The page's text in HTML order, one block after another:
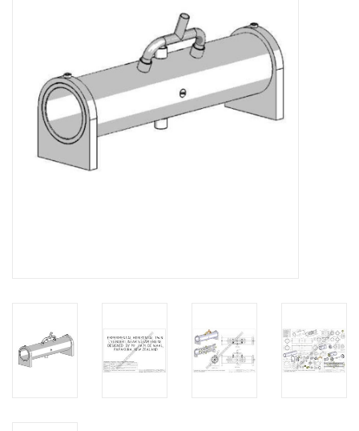
NEUE ZEITSCHRIFTEN
ABONNEMENT DER
MODELLBAUER